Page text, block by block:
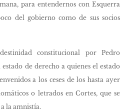
para entendernos con Esquerra
del gobierno como de sus socios
constitucional por Pedro
de derecho a quienes el estado
a los ceses de los hasta ayer
o letrados en Cortes, que se
la amnistía.